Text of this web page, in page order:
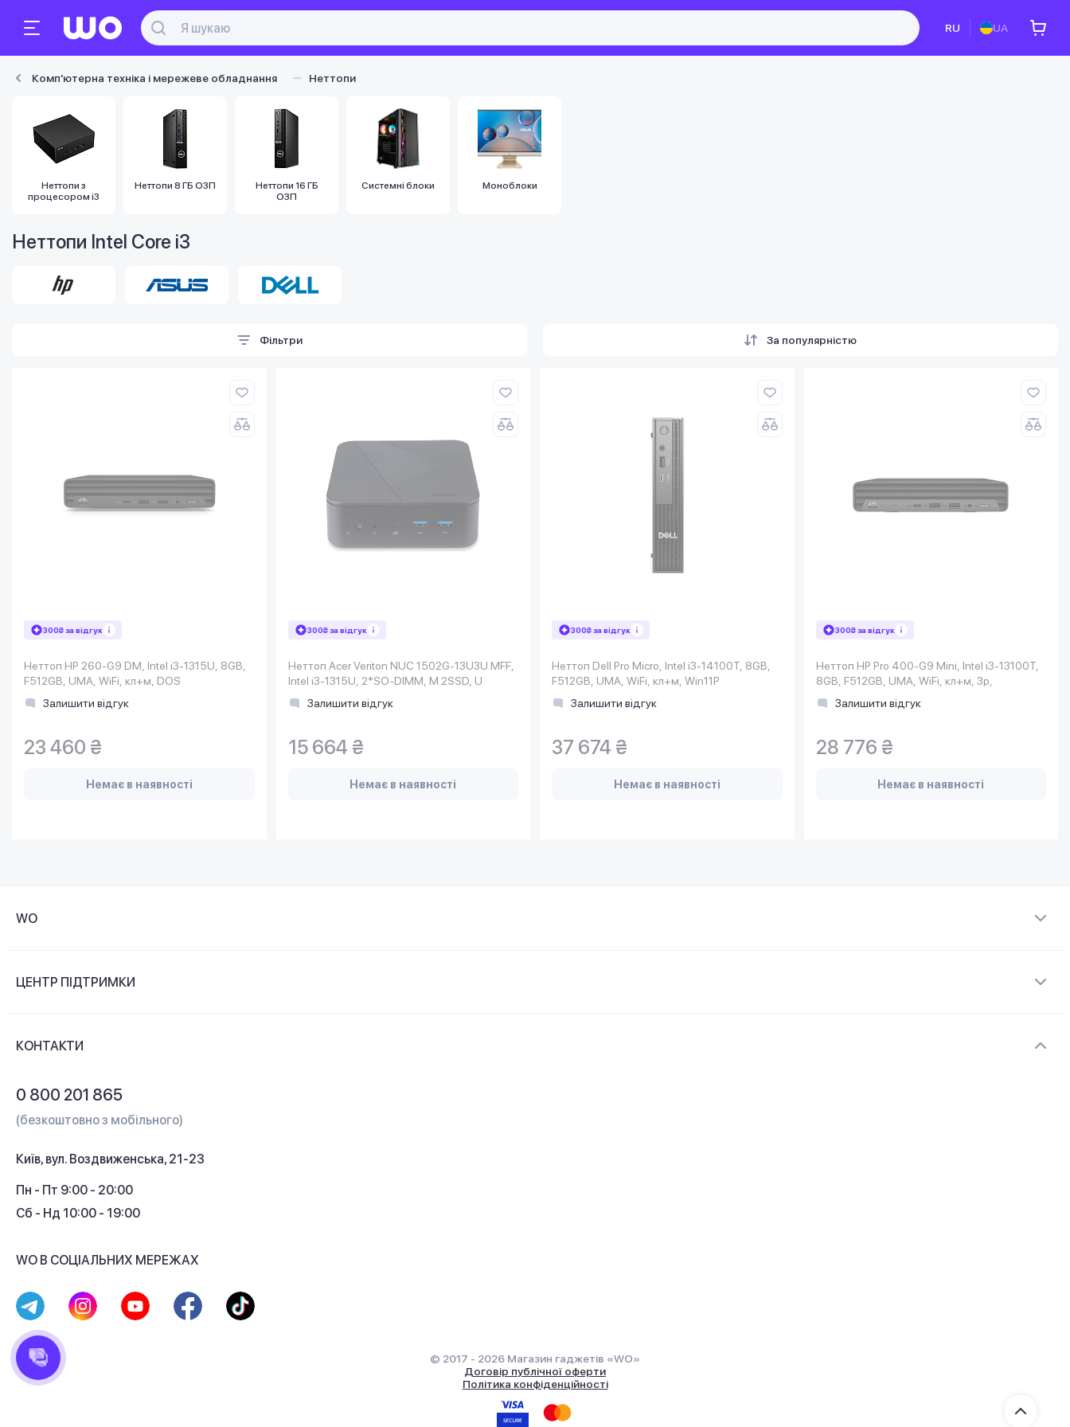
RU UA
Комп'ютерна техніка і мережеве обладнання Неттопи
Неттопи з
процесором i3
Неттопи 8 ГБ ОЗП
Неттопи 16 ГБ
ОЗП
Системні блоки Моноблоки
Неттопи Intel Core i3
Фільтри За популярністю
300₴ за відгук
Неттоп HP 260-G9 DM, Intel i3-1315U, 8GB,
F512GB, UMA, WiFi, кл+м, DOS
Залишити відгук
23 460 ₴
Немає в наявності
300₴ за відгук
Неттоп Acer Veriton NUC 1502G-13U3U MFF,
Intel i3-1315U, 2*SO-DIMM, M.2SSD, U
Залишити відгук
15 664 ₴
Немає в наявності
300₴ за відгук
Неттоп Dell Pro Micro, Intel i3-14100T, 8GB,
F512GB, UMA, WiFi, кл+м, Win11P
Залишити відгук
37 674 ₴
Немає в наявності
300₴ за відгук
Неттоп HP Pro 400-G9 Mini, Intel i3-13100T,
8GB, F512GB, UMA, WiFi, кл+м, 3р,
Залишити відгук
28 776 ₴
Немає в наявності
WO
Контакти
ЦЕНТР ПІДТРИМКИ
Кешбек
КОНТАКТИ
0 800 201 865
(безкоштовно з мобільного)
Київ, вул. Воздвиженська, 21-23
Пн - Пт 9:00 - 20:00
Сб - Нд 10:00 - 19:00
WO В СОЦІАЛЬНИХ МЕРЕЖАХ
© 2017 - 2026 Магазин гаджетів «WO»
Договір публічної оферти
Політика конфіденційності